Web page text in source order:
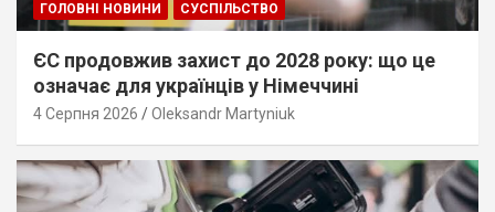
ГОЛОВНІ НОВИНИ СУСПІЛЬСТВО
ЄС продовжив захист до 2028 року: що це
означає для українців у Німеччині
4 Серпня 2026 Oleksandr Martyniuk